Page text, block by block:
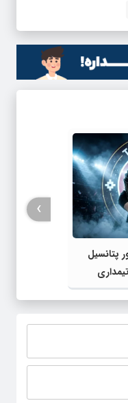
پتانسیل
›